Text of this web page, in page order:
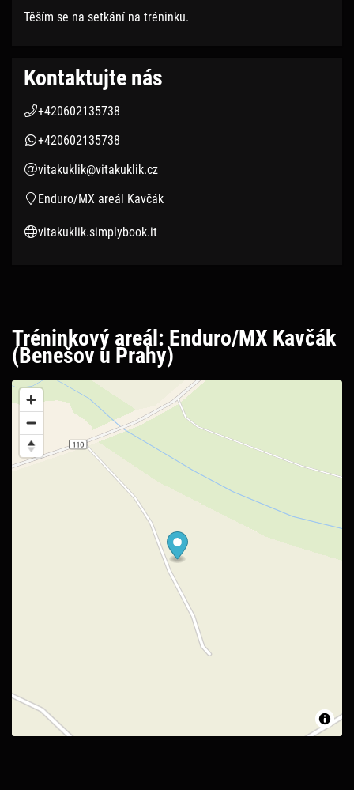
Těším se na setkání na tréninku.
Kontaktujte nás
+420602135738
+420602135738
vitakuklik@vitakuklik.cz
vitakuklik.simplybook.it